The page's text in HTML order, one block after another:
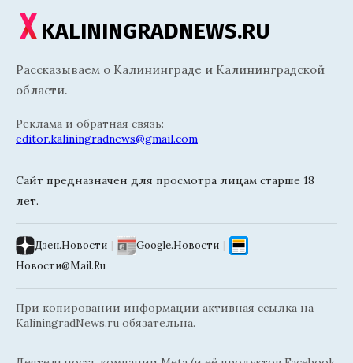
KALININGRADNEWS.RU
Рассказываем о Калининграде и Калининградской
области.
Реклама и обратная связь:
editor.kaliningradnews@gmail.com
Сайт предназначен для просмотра лицам старше 18
лет.
Дзен.Новости | Google.Новости |
Новости@Mail.Ru
При копировании информации активная ссылка на
KaliningradNews.ru обязательна.